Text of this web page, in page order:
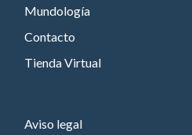
Mundología
Contacto
Tienda Virtual
Aviso legal